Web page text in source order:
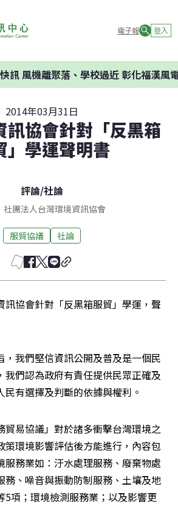
電子報 登入
訊風機離聚落、學校過近 彰化福漢風電
2014年03月31日
訊協會針對「反黑箱
」學運聲明書
評論/社論
社團法人台灣環境資訊協會
服貿協議 社論
訊協會針對「反黑箱服貿」學運，聲
，我們堅信資訊公開及普及是一個民
我們認為政府有責任提供民眾正確及
民有選擇及判斷的依據與權利。
貿易協議」對於諸多衝擊台灣環境之
策環境影響評估後方能進行，內容包
服務業如：汙水處理服務、廢棄物處
務、噪音與振動防制服務、土壤及地
5項；環境檢測服務業；以及影響更